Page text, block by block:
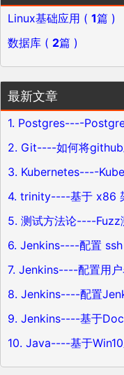
Linux基础应用 ( 1篇 )
数据库 ( 2篇 )
最新文章
1. Postgres----
2. Git----如何将github
3. Kubernetes----
4. trinity----基于 x86
5. 测试方法论----Fuzz
6. Jenkins----配置 ssh
7. Jenkins----配置用户
8. Jenkins----配置
9. Jenkins----基于
10. Java----基于